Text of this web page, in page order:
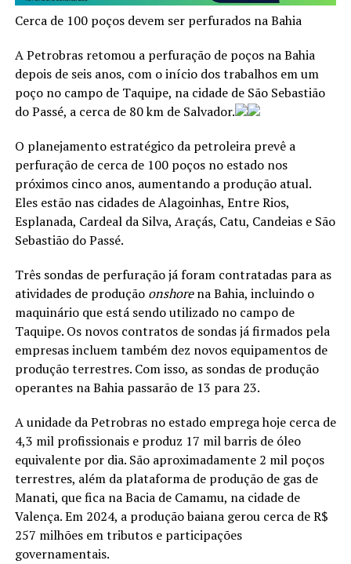
Cerca de 100 poços devem ser perfurados na Bahia
A Petrobras retomou a perfuração de poços na Bahia
depois de seis anos, com o início dos trabalhos em um
poço no campo de Taquipe, na cidade de São Sebastião
do Passé, a cerca de 80 km de Salvador.
O planejamento estratégico da petroleira prevê a
perfuração de cerca de 100 poços no estado nos
próximos cinco anos, aumentando a produção atual.
Eles estão nas cidades de Alagoinhas, Entre Rios,
Esplanada, Cardeal da Silva, Araçás, Catu, Candeias e São
Sebastião do Passé.
Três sondas de perfuração já foram contratadas para as
atividades de produção onshorena Bahia, incluindo o
maquinário que está sendo utilizado no campo de
Taquipe. Os novos contratos de sondas já firmados pela
empresas incluem também dez novos equipamentos de
produção terrestres. Com isso, as sondas de produção
operantes na Bahia passarão de 13 para 23.
A unidade da Petrobras no estado emprega hoje cerca de
4,3 mil profissionais e produz 17 mil barris de óleo
equivalente por dia. São aproximadamente 2 mil poços
terrestres, além da plataforma de produção de gas de
Manati, que fica na Bacia de Camamu, na cidade de
Valença. Em 2024, a produção baiana gerou cerca de R$
257 milhões em tributos e participações
governamentais.